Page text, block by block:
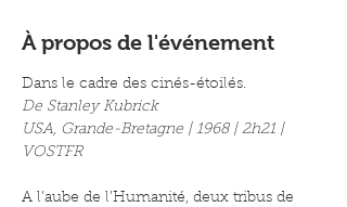
À propos de l'événement
Dans le cadre des cinés-étoilés.
De Stanley Kubrick
USA, Grande-Bretagne | 1968 | 2h21 |
VOSTFR
A l’aube de l’Humanité, deux tribus de